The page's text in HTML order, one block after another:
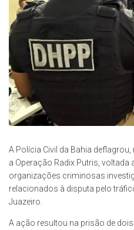
A Polícia Civil da Bahia
a Operação Radix Putris, voltada
organizações criminosas
relacionados à disputa pelo
Juazeiro.
A ação resultou na prisão de